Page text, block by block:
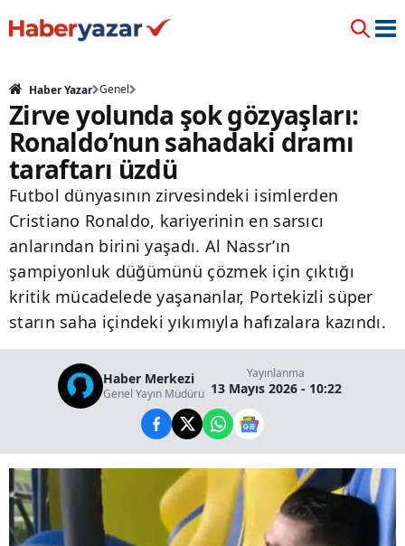
Haber Yazar Genel
Zirve yolunda şok gözyaşları:
Ronaldo’nun sahadaki dramı
taraftarı üzdü
Futbol dünyasının zirvesindeki isimlerden
Cristiano Ronaldo, kariyerinin en sarsıcı
anlarından birini yaşadı. Al Nassr’ın
şampiyonluk düğümünü çözmek için çıktığı
kritik mücadelede yaşananlar, Portekizli süper
starın saha içindeki yıkımıyla hafızalara kazındı.
Haber Merkezi
Genel Yayın Müdürü
Yayınlanma
13 Mayıs 2026 - 10:22